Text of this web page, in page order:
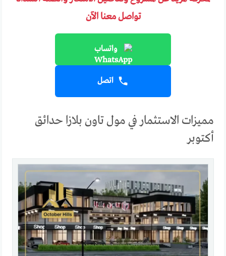
تواصل معنا الآن
واتساب
اتصل
مميزات الاستثمار في مول تاون بلازا حدائق
أكتوبر